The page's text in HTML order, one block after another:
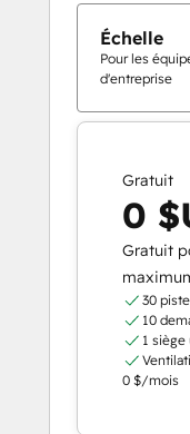
Échelle
Pour les
d'entreprise
Gratuit
0
Gratuit
30
10
1
0 $/mois